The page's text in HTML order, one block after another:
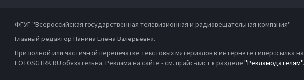
ФГУП "Всероссийская государственная телевизионная и радиовещательная компания"
Главный редактор Панина Елена Валерьевна.
При полной или частичной перепечатке текстовых материалов в интернете гиперссылка на
LOTOSGTRK.RU обязательна. Реклама на сайте - см. прайс-лист в разделе "Рекламодателям".